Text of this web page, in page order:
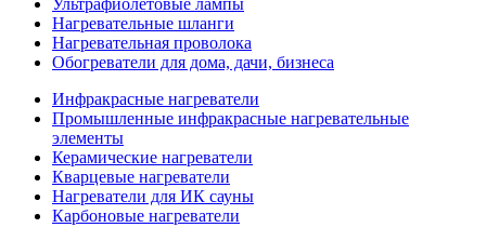
Нагревательные шланги
Нагревательная проволока
Обогреватели для дома, дачи, бизнеса
Инфракрасные нагреватели
Промышленные инфракрасные нагревательные
элементы
Керамические нагреватели
Кварцевые нагреватели
Нагреватели для ИК сауны
Карбоновые нагреватели